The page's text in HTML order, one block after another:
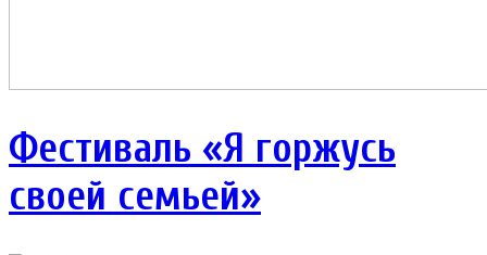
Фестиваль «Я горжусь
своей семьей»